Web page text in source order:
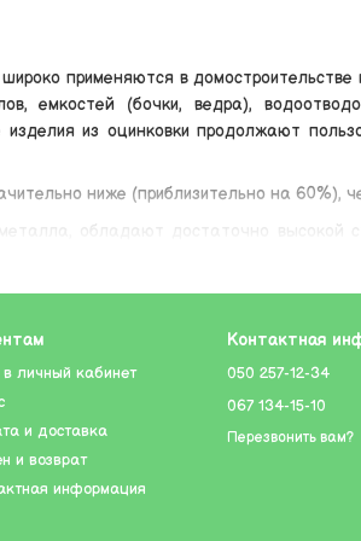
применяются в
емкостей (бочки, ведра),
из оцинковки продолжают
ниже (приблизительно на 60%),
обладают достаточно высокой
осадков и меньше подвержена
числе нестандартным, размерам.
помощи простых ручных инструментов
или заказчика, но всё же
личный кабинет
и доставка
и возврат
информация
Контактная
050 257-12-34
067 134-15-10
Перезвонить вам?